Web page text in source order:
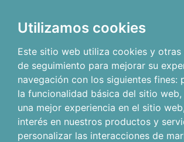
Utilizamos cookies
Este sitio web utiliza cookies y
de seguimiento para mejorar su
navegación con los siguientes fines:
la funcionalidad básica del sitio web,
una mejor experiencia en el sitio web,
interés en nuestros productos y
personalizar las interacciones de